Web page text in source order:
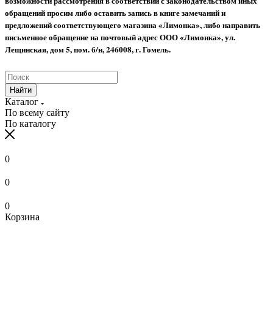
обращений просим либо оставить запись в книге замечаний и
предложений соответствующего магазина «Лимонка», либо направить
письменное обращение на почтовый адрес ООО «Лимонка», ул.
Лещинская, дом 5, пом. б/н, 246008, г. Гомель.
Найти
Каталог
По всему сайту
По каталогу
0
0
0
Корзина